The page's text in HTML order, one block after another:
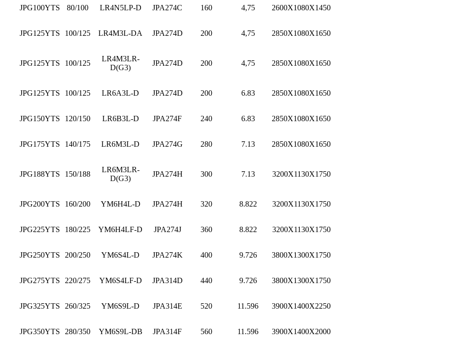
JPG100YTS 80/100 LR4N5LP-D JPA274C 160 4,75 2600X1080X1450
JPG125YTS 100/125 LR4M3L-DA JPA274D 200 4,75 2850X1080X1650
JPG125YTS 100/125
LR4M3LR-
D(G3)
JPA274D 200 4,75 2850X1080X1650
JPG125YTS 100/125 LR6A3L-D JPA274D 200 6.83 2850X1080X1650
JPG150YTS 120/150 LR6B3L-D JPA274F 240 6.83 2850X1080X1650
JPG175YTS 140/175 LR6M3L-D JPA274G 280 7.13 2850X1080X1650
JPG188YTS 150/188
LR6M3LR-
D(G3)
JPA274H 300 7.13 3200X1130X1750
JPG200YTS 160/200 YM6H4L-D JPA274H 320 8.822 3200X1130X1750
JPG225YTS 180/225 YM6H4LF-D JPA274J 360 8.822 3200X1130X1750
JPG250YTS 200/250 YM6S4L-D JPA274K 400 9.726 3800X1300X1750
JPG275YTS 220/275 YM6S4LF-D JPA314D 440 9.726 3800X1300X1750
JPG325YTS 260/325 YM6S9L-D JPA314E 520 11.596 3900X1400X2250
JPG350YTS 280/350 YM6S9L-DB JPA314F 560 11.596 3900X1400X2000